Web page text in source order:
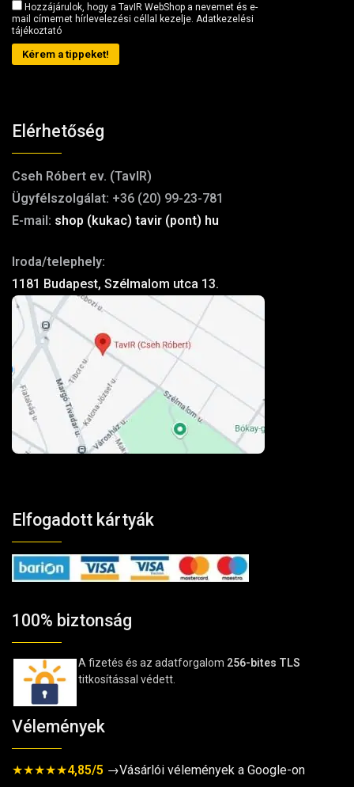
Hozzájárulok, hogy a TavIR WebShop a nevemet és e-
mail címemet hírlevelezési céllal kezelje. Adatkezelési
tájékoztató
Kérem a tippeket!
Elérhetőség
Cseh Róbert ev. (TavIR)
Ügyfélszolgálat: +36 (20) 99-23-781
E-mail: shop (kukac) tavir (pont) hu
Iroda/telephely:
1181 Budapest, Szélmalom utca 13.
Elfogadott kártyák
100% biztonság
A fizetés és az adatforgalom 256-bites TLS
titkosítással védett.
Vélemények
★★★★★4,85/5 →Vásárlói vélemények a Google-on